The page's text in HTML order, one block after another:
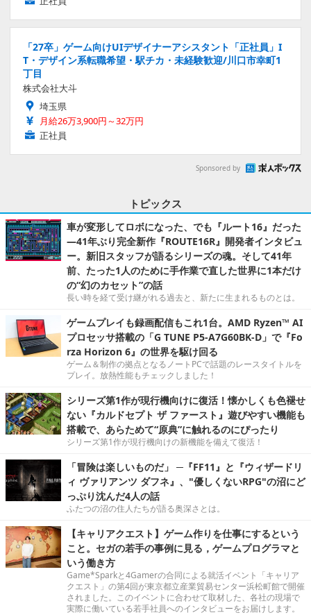
「27卒」ゲーム向けUIデザイナーアシスタント「正社員」I
T・デザイン系転職希望・駅チカ・未経験歓迎/川口市幸町1
丁目
株式会社大斗
埼玉県
月給26万3,900円～32万円
正社員
Sponsored by
トピックス
車が変形してロボになった、でも『ルート16』だった
―41年ぶり完全新作『ROUTE16R』開発者インタビュ
ー。新旧スタッフが語るシリーズの魂。そして41年
前、たった1人のために手作業で直した世界に1本だけ
の“幻のカセット”の話
長い時を経て受け継がれる過去と、新たに生まれるものとは。
ゲームプレイも録画配信もこれ1台。AMD Ryzen™ AI
プロセッサ搭載の「G TUNE P5-A7G60BK-D」で『Fo
rza Horizon 6』の世界を駆け回る
ゲーム＆制作の拠点となるノートPCで話題のレースタイトルを
プレイ。放熱性能もチェックしました！
シリーズ第1作が現行機向けに復活！懐かしくも色褪せ
ない『カルドセプト ザ ファースト』遊びやすい機能も
搭載で、あらためて“原典”に触れるのにぴったり
シリーズ第1作が現行機向けの新機能を備えて復活！
「冒険は楽しいものだ」 ─『FF11』と『ウィザードリ
ィ ヴァリアンツ ダフネ』、"優しくないRPG"の沼にど
っぷり沈んだ4人の話
ふたつの沼の住人たちが語る奥深さとは。
【キャリアクエスト】ゲーム作りを仕事にするという
こと。セガの若手の事例に見る，ゲームプログラマと
いう働き方
Game*Sparkと4Gamerの合同による就活イベント「キャリア
クエスト」の第4回が東京都立産業貿易センター浜松町館で開催
されました。このイベントに合わせて取材した、各社の現場で
実際に働いている若手社員へのインタビューをお届けします。